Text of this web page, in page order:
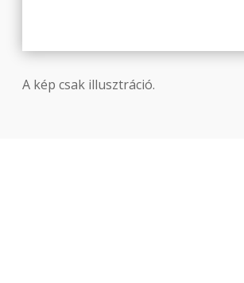
A kép csak illusztráció.